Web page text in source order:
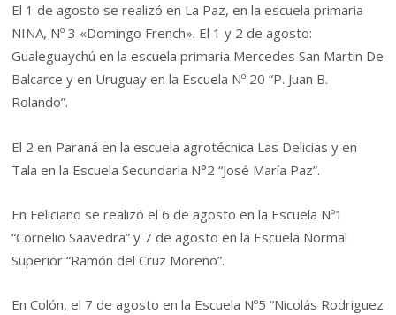
El 1 de agosto se realizó en La Paz, en la escuela primaria
NINA, Nº 3 «Domingo French». El 1 y 2 de agosto:
Gualeguaychú en la escuela primaria Mercedes San Martin De
Balcarce y en Uruguay en la Escuela Nº 20 “P. Juan B.
Rolando”.
El 2 en Paraná en la escuela agrotécnica Las Delicias y en
Tala en la Escuela Secundaria N°2 “José María Paz”.
En Feliciano se realizó el 6 de agosto en la Escuela Nº1
“Cornelio Saavedra” y 7 de agosto en la Escuela Normal
Superior “Ramón del Cruz Moreno”.
En Colón, el 7 de agosto en la Escuela Nº5 “Nicolás Rodriguez